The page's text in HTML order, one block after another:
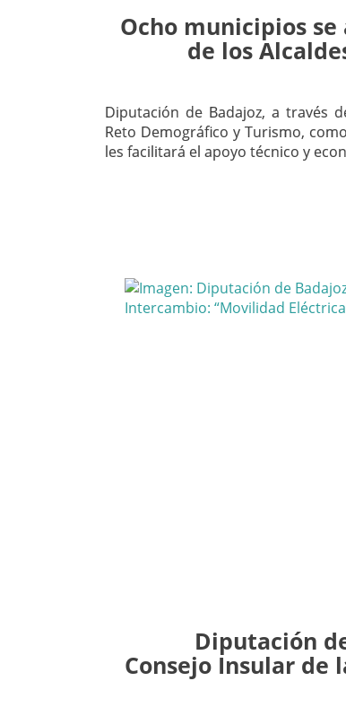
Ocho municipios
de los
Diputación de Badajoz, a través
Reto Demográfico y Turismo,
les facilitará el apoyo técnico y
Diputación
Consejo Insular de